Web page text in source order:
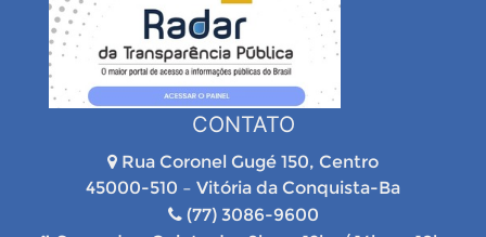
CONTATO
Rua Coronel Gugé 150, Centro
45000-510 – Vitória da Conquista-Ba
(77) 3086-9600